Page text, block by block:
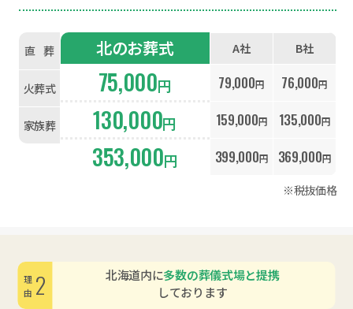
直葬
火葬式
家族葬
北のお葬式
75,000円
130,000円
353,000円
A社 B社
79,000円 76,000円
159,000円 135,000円
399,000円 369,000円
※税抜価格
北海道内に多数の葬儀式場と提携
しております
理由2